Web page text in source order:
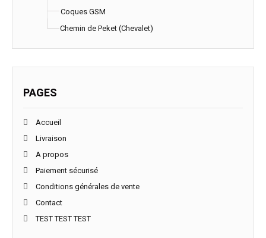
Coques GSM
Chemin de Peket (Chevalet)
PAGES
Accueil
Livraison
A propos
Paiement sécurisé
Conditions générales de vente
Contact
TEST TEST TEST